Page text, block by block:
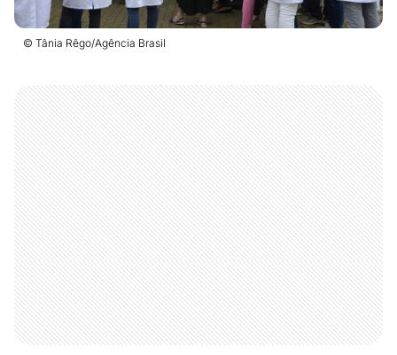
© Tânia Rêgo/Agência Brasil